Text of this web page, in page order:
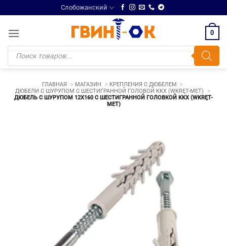
to
content
Слобожанский
0
Поиск
товаров
ГЛАВНАЯ МАГАЗИН
КРЕПЛЕНИЯ С ДЮБЕЛЕМ
ДЮБЕЛИ С ШУРУПОМ С ШЕСТИГРАННОЙ ГОЛОВОЙ KKX (WKRĘT-MET)
ДЮБЕЛЬ С ШУРУПОМ 12Х160 C ШЕСТИГРАННОЙ ГОЛОВКОЙ KKX (WKRĘT-
MET)